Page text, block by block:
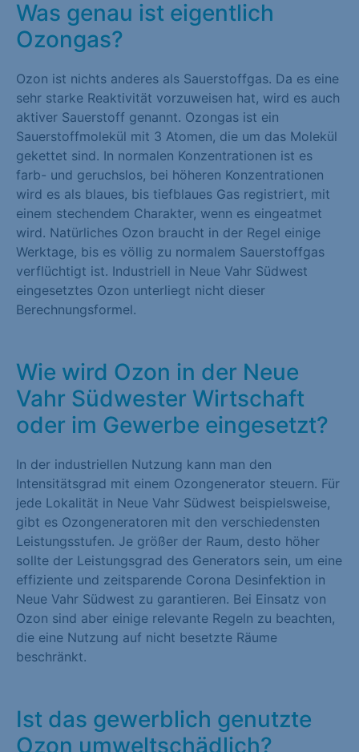
Was genau ist eigentlich
Ozongas?
Ozon ist nichts anderes als Sauerstoffgas. Da es eine
sehr starke Reaktivität vorzuweisen hat, wird es auch
aktiver Sauerstoff genannt. Ozongas ist ein
Sauerstoffmolekül mit 3 Atomen, die um das Molekül
gekettet sind. In normalen Konzentrationen ist es
farb- und geruchslos, bei höheren Konzentrationen
wird es als blaues, bis tiefblaues Gas registriert, mit
einem stechendem Charakter, wenn es eingeatmet
wird. Natürliches Ozon braucht in der Regel einige
Werktage, bis es völlig zu normalem Sauerstoffgas
verflüchtigt ist. Industriell in Neue Vahr Südwest
eingesetztes Ozon unterliegt nicht dieser
Berechnungsformel.
Wie wird Ozon in der Neue
Vahr Südwester Wirtschaft
oder im Gewerbe eingesetzt?
In der industriellen Nutzung kann man den
Intensitätsgrad mit einem Ozongenerator steuern. Für
jede Lokalität in Neue Vahr Südwest beispielsweise,
gibt es Ozongeneratoren mit den verschiedensten
Leistungsstufen. Je größer der Raum, desto höher
sollte der Leistungsgrad des Generators sein, um eine
effiziente und zeitsparende Corona Desinfektion in
Neue Vahr Südwest zu garantieren. Bei Einsatz von
Ozon sind aber einige relevante Regeln zu beachten,
die eine Nutzung auf nicht besetzte Räume
beschränkt.
Ist das gewerblich genutzte
Ozon umweltschädlich?